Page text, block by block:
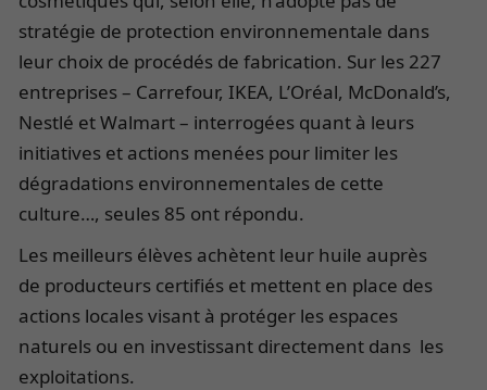
stratégie de protection environnementale dans
leur choix de procédés de fabrication. Sur les 227
entreprises – Carrefour, IKEA, L’Oréal, McDonald’s,
Nestlé et Walmart – interrogées quant à leurs
initiatives et actions menées pour limiter les
dégradations environnementales de cette
culture…, seules 85 ont répondu.
Les meilleurs élèves achètent leur huile auprès
de producteurs certifiés et mettent en place des
actions locales visant à protéger les espaces
naturels ou en investissant directement dans les
exploitations.